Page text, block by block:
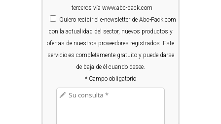
terceros vía www.abc-pack.com
Quiero recibir el e-newsletter de Abc-Pack.com
con la actualidad del sector, nuevos productos y
ofertas de nuestros proveedores registrados. Este
servicio es completamente gratuito y puede darse
de baja de él cuando desee.
* Campo obligatorio